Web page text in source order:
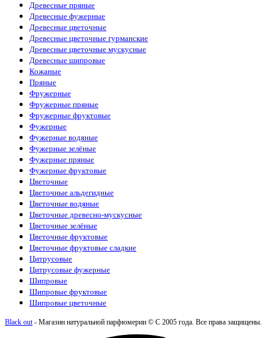
Древесные пряные
Древесные фужерные
Древесные цветочные
Древесные цветочные гурманские
Древесные цветочные мускусные
Древесные шипровые
Кожаные
Пряные
Фружерные
Фружерные пряные
Фружерные фруктовые
Фужерные
Фужерные водяные
Фужерные зелёные
Фужерные пряные
Фужерные фруктовые
Цветочные
Цветочные альдегидные
Цветочные водяные
Цветочные древесно-мускусные
Цветочные зелёные
Цветочные фруктовые
Цветочные фруктовые сладкие
Цитрусовые
Цитрусовые фужерные
Шипровые
Шипровые фруктовые
Шипровые цветочные
Black out- Магазин натуральной парфюмерии © С 2005 года. Все права защищены.